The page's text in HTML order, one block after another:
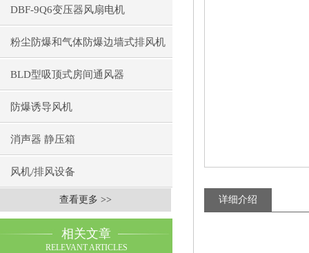
DBF-9Q6变压器风扇电机
粉尘防爆和气体防爆边墙式排风机
BLD型吸顶式房间通风器
防爆诱导风机
消声器 静压箱
风机/排风设备
查看更多 >>
相关文章
RELEVANT ARTICLES
详细介绍